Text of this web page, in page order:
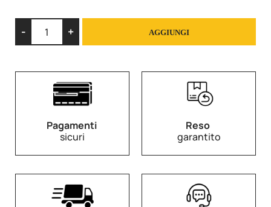
AGGIUNGI
Pagamenti
sicuri
Reso
garantito